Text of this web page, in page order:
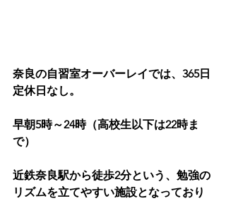
奈良の自習室オーバーレイでは、365日
定休日なし。
早朝5時～24時（高校生以下は22時ま
で）
近鉄奈良駅から徒歩2分という、勉強の
リズムを立てやすい施設となっており